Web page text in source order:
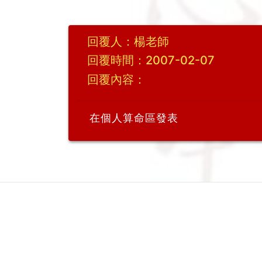
回覆人：楊老師
回覆時間：2007-02-07
回覆內容：
在個人算命區發表